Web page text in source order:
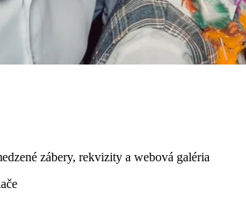
zábery, rekvizity a webová galéria